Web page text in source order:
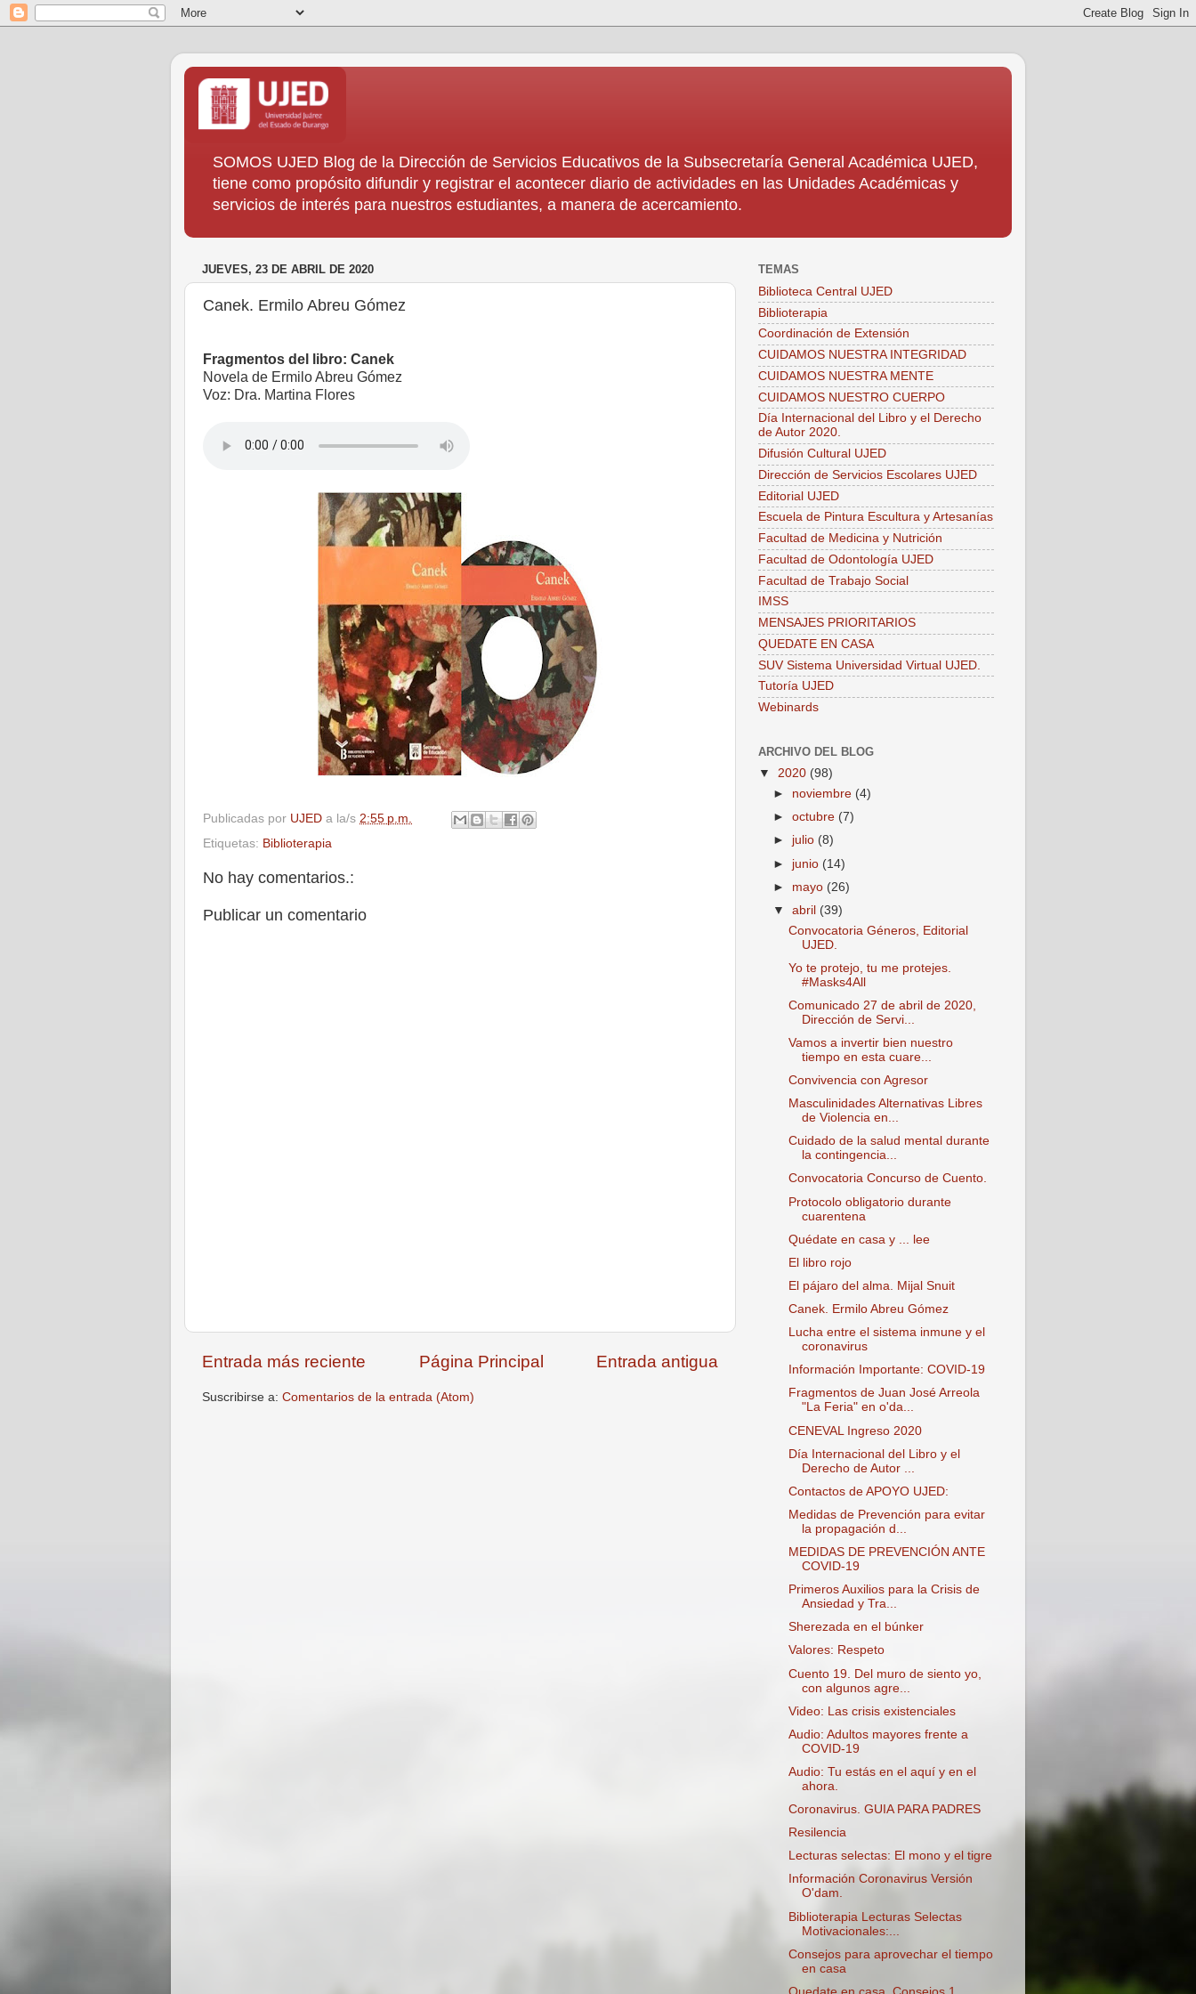
SOMOS UJED Blog de la Dirección de Servicios Educativos de la Subsecretaría General Académica UJED,
tiene como propósito difundir y registrar el acontecer diario de actividades en las Unidades Académicas y
servicios de interés para nuestros estudiantes, a manera de acercamiento.
JUEVES, 23 DE ABRIL DE 2020
Canek. Ermilo Abreu Gómez
Fragmentos del libro: Canek
Novela de Ermilo Abreu Gómez
Voz: Dra. Martina Flores
Publicadas por UJED a la/s 2:55 p.m.
Etiquetas: Biblioterapia
No hay comentarios.:
Publicar un comentario
Entrada más reciente Entrada antigua
Página Principal
Suscribirse a: Comentarios de la entrada (Atom)
TEMAS
Biblioteca Central UJED
Biblioterapia
Coordinación de Extensión
CUIDAMOS NUESTRA INTEGRIDAD
CUIDAMOS NUESTRA MENTE
CUIDAMOS NUESTRO CUERPO
Día Internacional del Libro y el Derecho
de Autor 2020.
Difusión Cultural UJED
Dirección de Servicios Escolares UJED
Editorial UJED
Escuela de Pintura Escultura y Artesanías
Facultad de Medicina y Nutrición
Facultad de Odontología UJED
Facultad de Trabajo Social
IMSS
MENSAJES PRIORITARIOS
QUEDATE EN CASA
SUV Sistema Universidad Virtual UJED.
Tutoría UJED
Webinards
ARCHIVO DEL BLOG
▼ 2020 (98)
► noviembre (4)
►octubre (7)
► julio (8)
► junio (14)
► mayo (26)
▼abril (39)
Convocatoria Géneros, Editorial
UJED.
Yo te protejo, tu me protejes.
#Masks4All
Comunicado 27 de abril de 2020,
Dirección de Servi...
Vamos a invertir bien nuestro
tiempo en esta cuare...
Convivencia con Agresor
Masculinidades Alternativas Libres
de Violencia en...
Cuidado de la salud mental durante
la contingencia...
Convocatoria Concurso de Cuento.
Protocolo obligatorio durante
cuarentena
Quédate en casa y ... lee
El libro rojo
El pájaro del alma. Mijal Snuit
Canek. Ermilo Abreu Gómez
Lucha entre el sistema inmune y el
coronavirus
Información Importante: COVID-19
Fragmentos de Juan José Arreola
"La Feria" en o'da...
CENEVAL Ingreso 2020
Día Internacional del Libro y el
Derecho de Autor ...
Contactos de APOYO UJED:
Medidas de Prevención para evitar
la propagación d...
MEDIDAS DE PREVENCIÓN ANTE
COVID-19
Primeros Auxilios para la Crisis de
Ansiedad y Tra...
Sherezada en el búnker
Valores: Respeto
Cuento 19. Del muro de siento yo,
con algunos agre...
Video: Las crisis existenciales
Audio: Adultos mayores frente a
COVID-19
Audio: Tu estás en el aquí y en el
ahora.
Coronavirus. GUIA PARA PADRES
Resilencia
Lecturas selectas: El mono y el tigre
Información Coronavirus Versión
O'dam.
Biblioterapia Lecturas Selectas
Motivacionales:...
Consejos para aprovechar el tiempo
en casa